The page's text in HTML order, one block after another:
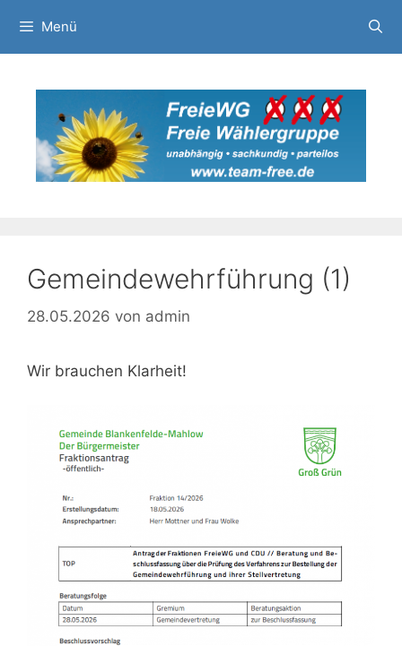
Inhalt
springen
Menü
Gemeindewehrführung (1)
28.05.2026 von admin
Wir brauchen Klarheit!